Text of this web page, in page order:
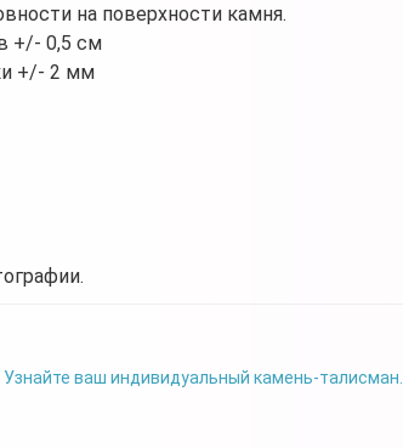
на поверхности камня.
+/- 0,5 см
+/- 2 мм
Узнайте ваш индивидуальный камень-талисман.